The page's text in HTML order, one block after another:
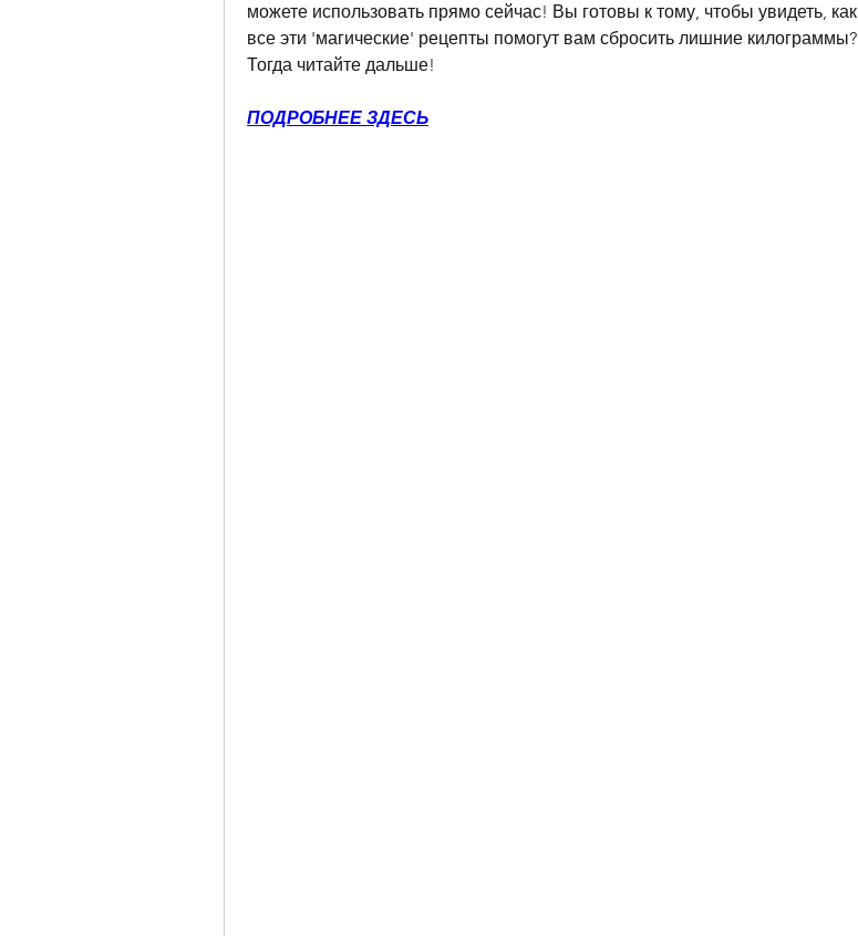
можете использовать прямо сейчас! Вы готовы к тому, чтобы увидеть, как
все эти 'магические' рецепты помогут вам сбросить лишние килограммы?
Тогда читайте дальше!
ПОДРОБНЕЕ ЗДЕСЬ